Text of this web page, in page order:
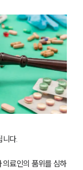
니다.
료인의 품위를 심하